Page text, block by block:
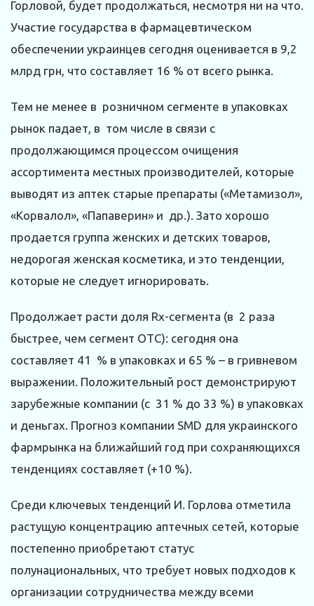
Горловой, будет продолжаться, несмотря ни на что.
Участие государства в фармацевтическом
обеспечении украинцев сегодня оценивается в 9,2
млрд грн, что составляет 16 % от всего рынка.
Тем не менее в розничном сегменте в упаковках
рынок падает, в том числе в связи с
продолжающимся процессом очищения
ассортимента местных производителей, которые
выводят из аптек старые препараты («Метамизол»,
«Корвалол», «Папаверин» и др.). Зато хорошо
продается группа женских и детских товаров,
недорогая женская косметика, и это тенденции,
которые не следует игнорировать.
Продолжает расти доля Rx-сегмента (в 2 раза
быстрее, чем сегмент ОТС): сегодня она
составляет 41 % в упаковках и 65 % – в гривневом
выражении. Положительный рост демонстрируют
зарубежные компании (с 31 % до 33 %) в упаковках
и деньгах. Прогноз компании SMD для украинского
фармрынка на ближайший год при сохраняющихся
тенденциях составляет (+10 %).
Среди ключевых тенденций И. Горлова отметила
растущую концентрацию аптечных сетей, которые
постепенно приобретают статус
полунациональных, что требует новых подходов к
организации сотрудничества между всеми